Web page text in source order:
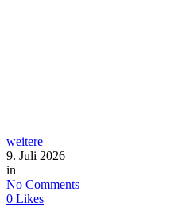
weitere
9. Juli 2026
in
No Comments
0 Likes